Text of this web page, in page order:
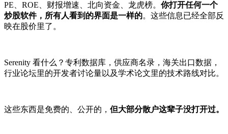
PE、ROE、财报增速、北向资金、龙虎榜。 你打开任何一个
炒股软件，所有人看到的界面是一样的。这些信息已经全部反
映在股价里了。
Serenity 看什么？专利数据库，供应商名录，海关出口数据，
行业论坛里的开发者讨论量以及学术论文里的技术路线对比。
这些东西是免费的、公开的， 但大部分散户这辈子没打开过。